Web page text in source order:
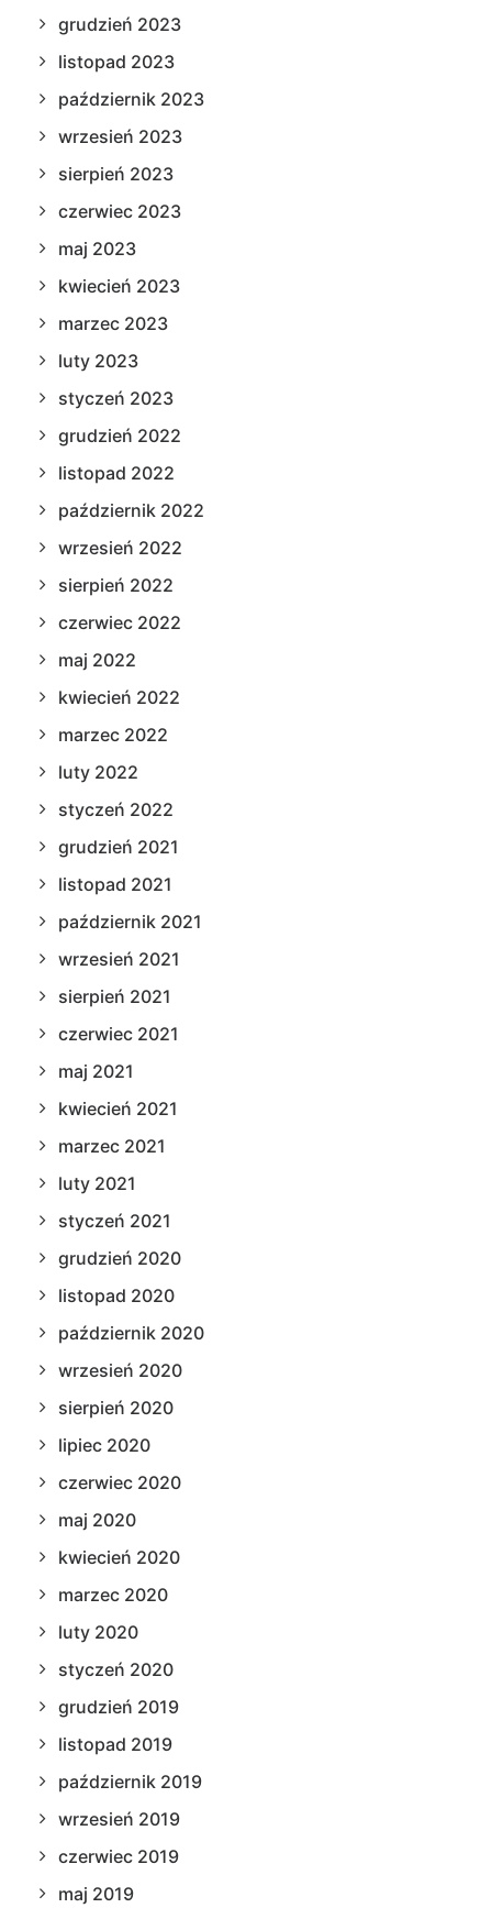
grudzień 2023
listopad 2023
październik 2023
wrzesień 2023
sierpień 2023
czerwiec 2023
maj 2023
kwiecień 2023
marzec 2023
luty 2023
styczeń 2023
grudzień 2022
listopad 2022
październik 2022
wrzesień 2022
sierpień 2022
czerwiec 2022
maj 2022
kwiecień 2022
marzec 2022
luty 2022
styczeń 2022
grudzień 2021
listopad 2021
październik 2021
wrzesień 2021
sierpień 2021
czerwiec 2021
maj 2021
kwiecień 2021
marzec 2021
luty 2021
styczeń 2021
grudzień 2020
listopad 2020
październik 2020
wrzesień 2020
sierpień 2020
lipiec 2020
czerwiec 2020
maj 2020
kwiecień 2020
marzec 2020
luty 2020
styczeń 2020
grudzień 2019
listopad 2019
październik 2019
wrzesień 2019
czerwiec 2019
maj 2019